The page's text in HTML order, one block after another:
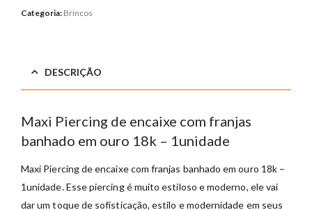
Categoria: Brincos
DESCRIÇÃO
Maxi Piercing de encaixe com franjas
banhado em ouro 18k – 1unidade
Maxi Piercing de encaixe com franjas banhado em ouro 18k –
1unidade. Esse piercing é muito estiloso e moderno, ele vai
dar um toque de sofisticação, estilo e modernidade em seus